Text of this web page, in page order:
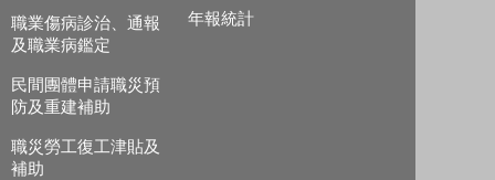
職業傷病診治、通報
及職業病鑑定
民間團體申請職災預
防及重建補助
職災勞工復工津貼及
補助
年報統計